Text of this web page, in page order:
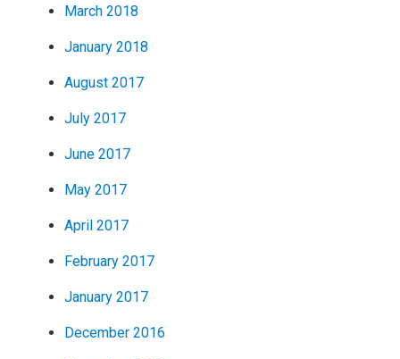
March 2018
January 2018
August 2017
July 2017
June 2017
May 2017
April 2017
February 2017
January 2017
December 2016